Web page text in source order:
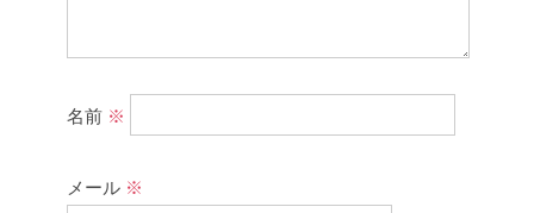
名前 ※
メール ※